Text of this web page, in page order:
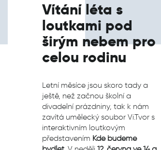
Vítání léta s
loutkami pod
širým nebem pro
celou rodinu
Letní měsíce jsou skoro tady a
ještě, než začnou školní a
divadelní prázdniny, tak k nám
zavítá umělecký soubor Vi.Tvor s
interaktivním loutkovým
představením Kde budeme